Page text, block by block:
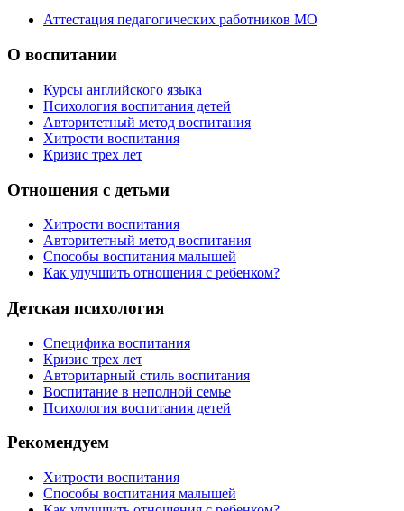
Аттестация педагогических работников МО
О воспитании
Курсы английского языка
Психология воспитания детей
Авторитетный метод воспитания
Хитрости воспитания
Кризис трех лет
Отношения с детьми
Хитрости воспитания
Авторитетный метод воспитания
Способы воспитания малышей
Как улучшить отношения с ребенком?
Детская психология
Специфика воспитания
Кризис трех лет
Авторитарный стиль воспитания
Воспитание в неполной семье
Психология воспитания детей
Рекомендуем
Хитрости воспитания
Способы воспитания малышей